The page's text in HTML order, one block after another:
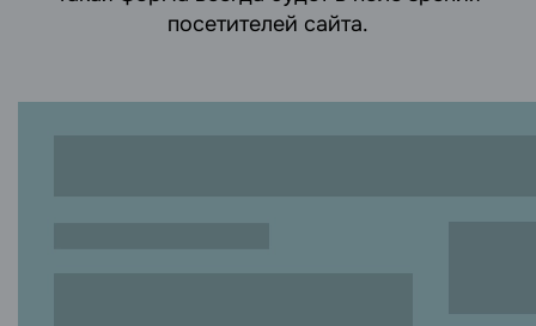
посетителей сайта.